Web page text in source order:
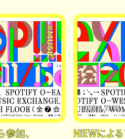
#MUSIC
加、
2026.11.15
NiEWによ